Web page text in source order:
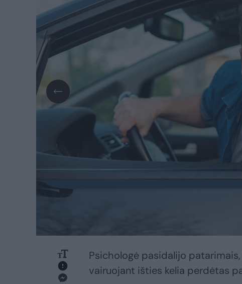
Psichologė pasidalijo
vairuojant išties kelia perdėtas